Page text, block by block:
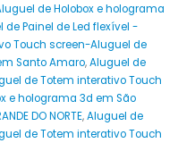
de Holobox e holograma
de Painel de Led flexível -
Touch screen-Aluguel de
Santo Amaro,Aluguel de
de Totem interativo Touch
e holograma 3d em São
DO NORTE,Aluguel de
de Totem interativo Touch